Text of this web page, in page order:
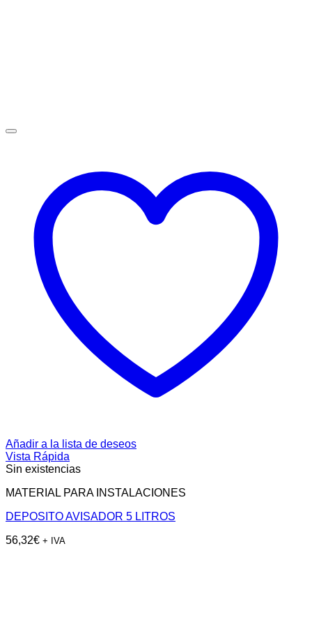
Añadir a la lista de deseos
Vista Rápida
Sin existencias
MATERIAL PARA INSTALACIONES
DEPOSITO AVISADOR 5 LITROS
56,32€ + IVA